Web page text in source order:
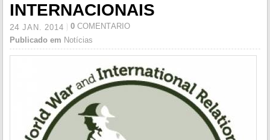
INTERNACIONAIS
24 JAN. 2014 0 COMENTÁRIO
Publicado em Notícias